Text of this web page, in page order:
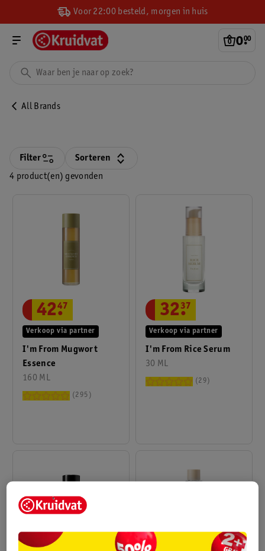
Voor 22:00 besteld, morgen in huis
0.
00
All Brands
4 product(en) gevonden
Filter Sorteren
I'm From Mugwort
Essence
160 ML
Verkoop via partner
42.
47
295
I'm From Rice Serum
30 ML
Verkoop via partner
32.
37
29